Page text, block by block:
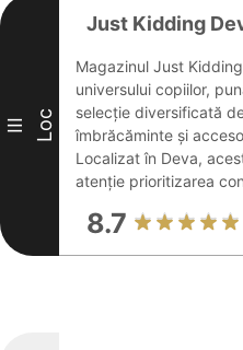
III Loc
Just Kidding
Magazinul Just
universului copiilor,
selecție diversificată
îmbrăcăminte și
Localizat în Deva,
atenție prioritizarea
8.7